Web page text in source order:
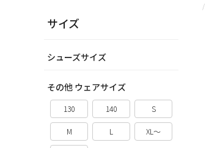
サイズ
シューズサイズ
その他 ウェアサイズ
130 140 S
M L XL～